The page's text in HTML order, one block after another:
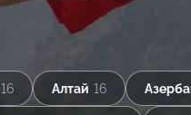
16 Алтай 16